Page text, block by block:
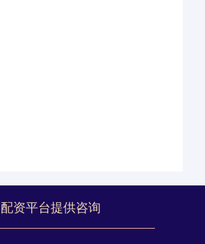
配资平台提供咨询